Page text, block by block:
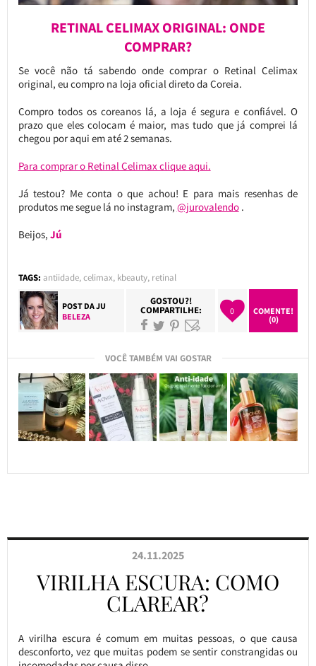
RETINAL CELIMAX ORIGINAL: ONDE
COMPRAR?
Se você não tá sabendo onde comprar o Retinal Celimax
original, eu compro na loja oficial direto da Coreia.
Compro todos os coreanos lá, a loja é segura e confiável. O
prazo que eles colocam é maior, mas tudo que já comprei lá
chegou por aqui em até 2 semanas.
Para comprar o Retinal Celimax clique aqui.
Já testou? Me conta o que achou! E para mais resenhas de
produtos me segue lá no instagram, @jurovalendo.
Beijos, Jú
TAGS: antiidade,celimax, kbeauty, retinal
POST DAJU
BELEZA
GOSTOU?!
COMPARTILHE: 0
COMENTE!
(0)
VOCÊ TAMBÉM VAI GOSTAR
24.11.2025
VIRILHA ESCURA: COMO
CLAREAR?
A virilha escura é comum em muitas pessoas, o que causa
desconforto, vez que muitas podem se sentir constrangidas ou